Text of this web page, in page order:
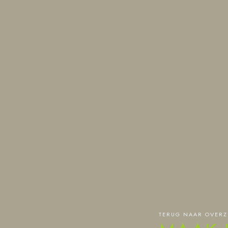
TERUG NAAR